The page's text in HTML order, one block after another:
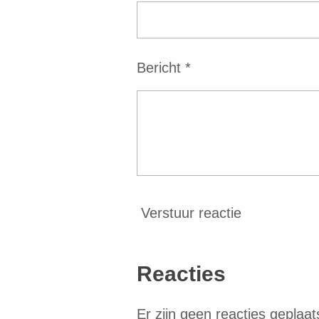
e
n
Bericht *
Verstuur reactie
Reacties
Er zijn geen reacties